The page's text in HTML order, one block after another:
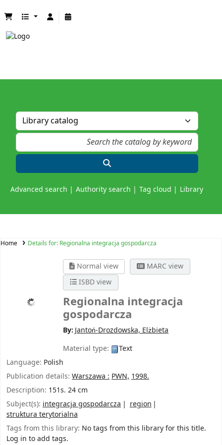
Advanced search Authority search Tag cloud Library
Home Details for: Regionalna integracja gospodarcza
Normal view
MARC view
ISBD view
Regionalna integracja
gospodarcza
By: Jantoń-Drozdowska, Elżbieta
Material type:
Text
Language: Polish
Publication details: Warszawa :PWN,1998.
Description: 151s. 24 cm
Subject(s): integracja gospodarcza
region
struktura terytorialna
Tags from this library: No tags from this library for this title.
Log in to add tags.